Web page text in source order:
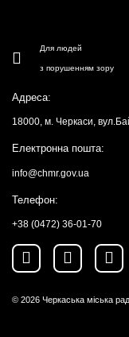
Для людей
з порушенням зору
Адреса:
18000, м. Черкаси,
Електронна пошта:
info@chmr.gov.ua
Телефон:
+38 (0472) 36-01-70
© 2026 Черкаська міська